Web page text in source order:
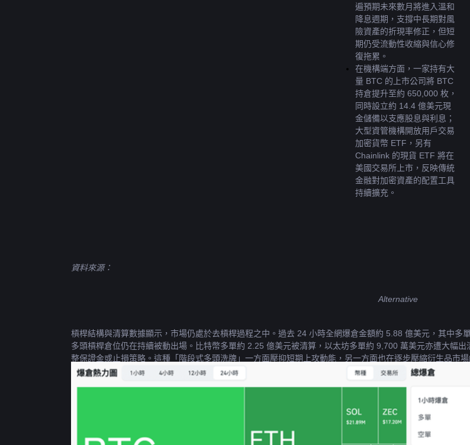
遍預期未來數月將進入溫和
降息週期，支撐中長期對風
險資產的折現率修正，但短
期仍受流動性收縮與信心修
復拖累。
在機構端方面，一家持有大
量 BTC 的上市公司將 BTC
持倉提升至約 650,000 枚，
同時設立約 14.4 億美元現
金儲備以支應股息與利息；
大型資管機構開放用戶交易
加密貨幣 ETF，另有
Chainlink 的現貨 ETF 將在
美國交易所上市，反映傳統
金融對加密資產的配置工具
持續擴充。
資料來源：
Alternative
槓桿結構與清算數據顯示，市場仍處於去槓桿過程之中。過去 24 小時全網爆倉金額約 5.88 億美元，其中
多頭槓桿倉位仍在持續被動出場。比特幣多單約 2.25 億美元被清算，以太坊多單約 9,700 萬美元亦遭大幅
整保證金或止損策略。這種「階段式多頭洗牌」一方面壓抑短期上攻動能，另一方面也在逐步壓縮衍生品市